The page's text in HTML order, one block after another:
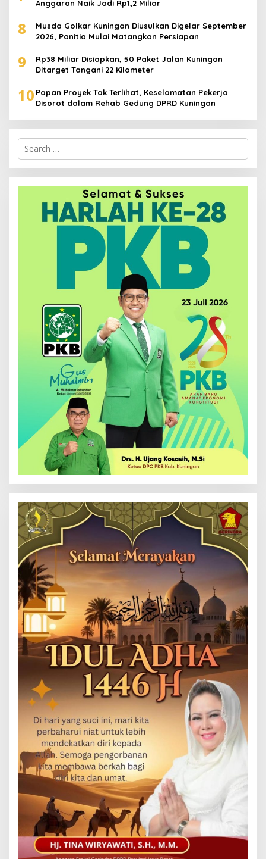
Anggaran Naik Jadi Rp1,2 Miliar
8
Musda Golkar Kuningan Diusulkan Digelar September
2026, Panitia Mulai Matangkan Persiapan
9
Rp38 Miliar Disiapkan, 50 Paket Jalan Kuningan
Ditarget Tangani 22 Kilometer
10 Papan Proyek Tak Terlihat, Keselamatan Pekerja
Disorot dalam Rehab Gedung DPRD Kuningan
Search
for: